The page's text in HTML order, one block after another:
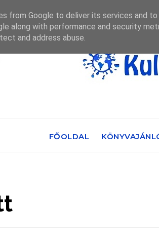
FŐOLDAL
from Google to deliver its services and
along with performance and security
and address abuse.